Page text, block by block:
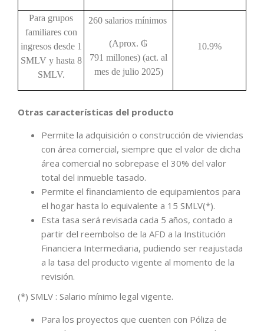
Para grupos
familiares con
ingresos desde 1
SMLV y hasta 8
SMLV.
260 salarios mínimos
(Aprox. ₲
791 millones) (act. al
mes de julio 2025)
10.9%
Otras características del producto
Permite la adquisición o construcción de viviendas
con área comercial, siempre que el valor de dicha
área comercial no sobrepase el 30% del valor
total del inmueble tasado.
Permite el financiamiento de equipamientos para
el hogar hasta lo equivalente a 15 SMLV(*).
Esta tasa será revisada cada 5 años, contado a
partir del reembolso de la AFD a la Institución
Financiera Intermediaria, pudiendo ser reajustada
a la tasa del producto vigente al momento de la
revisión.
(*) SMLV : Salario mínimo legal vigente.
Para los proyectos que cuenten con Póliza de